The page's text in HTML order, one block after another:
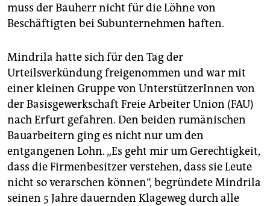
muss der Bauherr nicht für die Löhne von
Beschäftigten bei Subunternehmen haften.
Mindrila hatte sich für den Tag der
Urteilsverkündung freigenommen und war mit
einer kleinen Gruppe von UnterstützerInnen von
der Basisgewerkschaft Freie Arbeiter Union (FAU)
nach Erfurt gefahren. Den beiden rumänischen
Bauarbeitern ging es nicht nur um den
entgangenen Lohn. „Es geht mir um Gerechtigkeit,
dass die Firmenbesitzer verstehen, dass sie Leute
nicht so verarschen können“, begründete Mindrila
seinen 5 Jahre dauernden Klageweg durch alle